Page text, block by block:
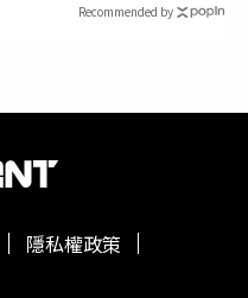
Recommended by
隱私權政策